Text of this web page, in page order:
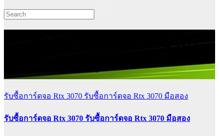
3070Ti มือสอง
รับซื้อการ์ดจอ Rtx 3070 รับซื้อการ์ดจอ Rtx 3070 มือสอง
รับซื้อการ์ดจอ Rtx 3070 รับซื้อการ์ดจอ Rtx 3070 มือสอง